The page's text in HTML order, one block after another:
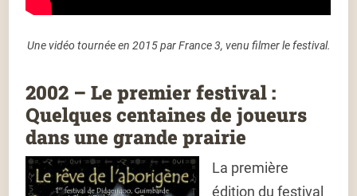
Une vidéo tournée en 2015 par France 3, venu filmer le festival.
2002 – Le premier festival :
Quelques centaines de joueurs
dans une grande prairie
La première
édition du festival